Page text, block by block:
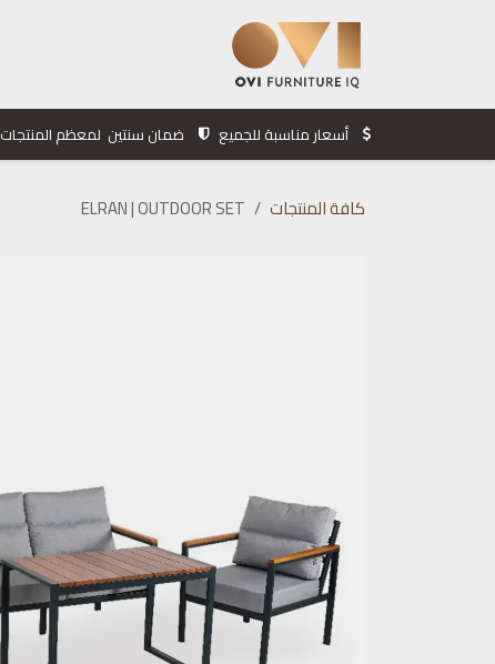
أسعار مناسبة للجميع ضمان سنتين لمعظم المنتجات
كافة المنتجات ELRAN | OUTDOOR SET